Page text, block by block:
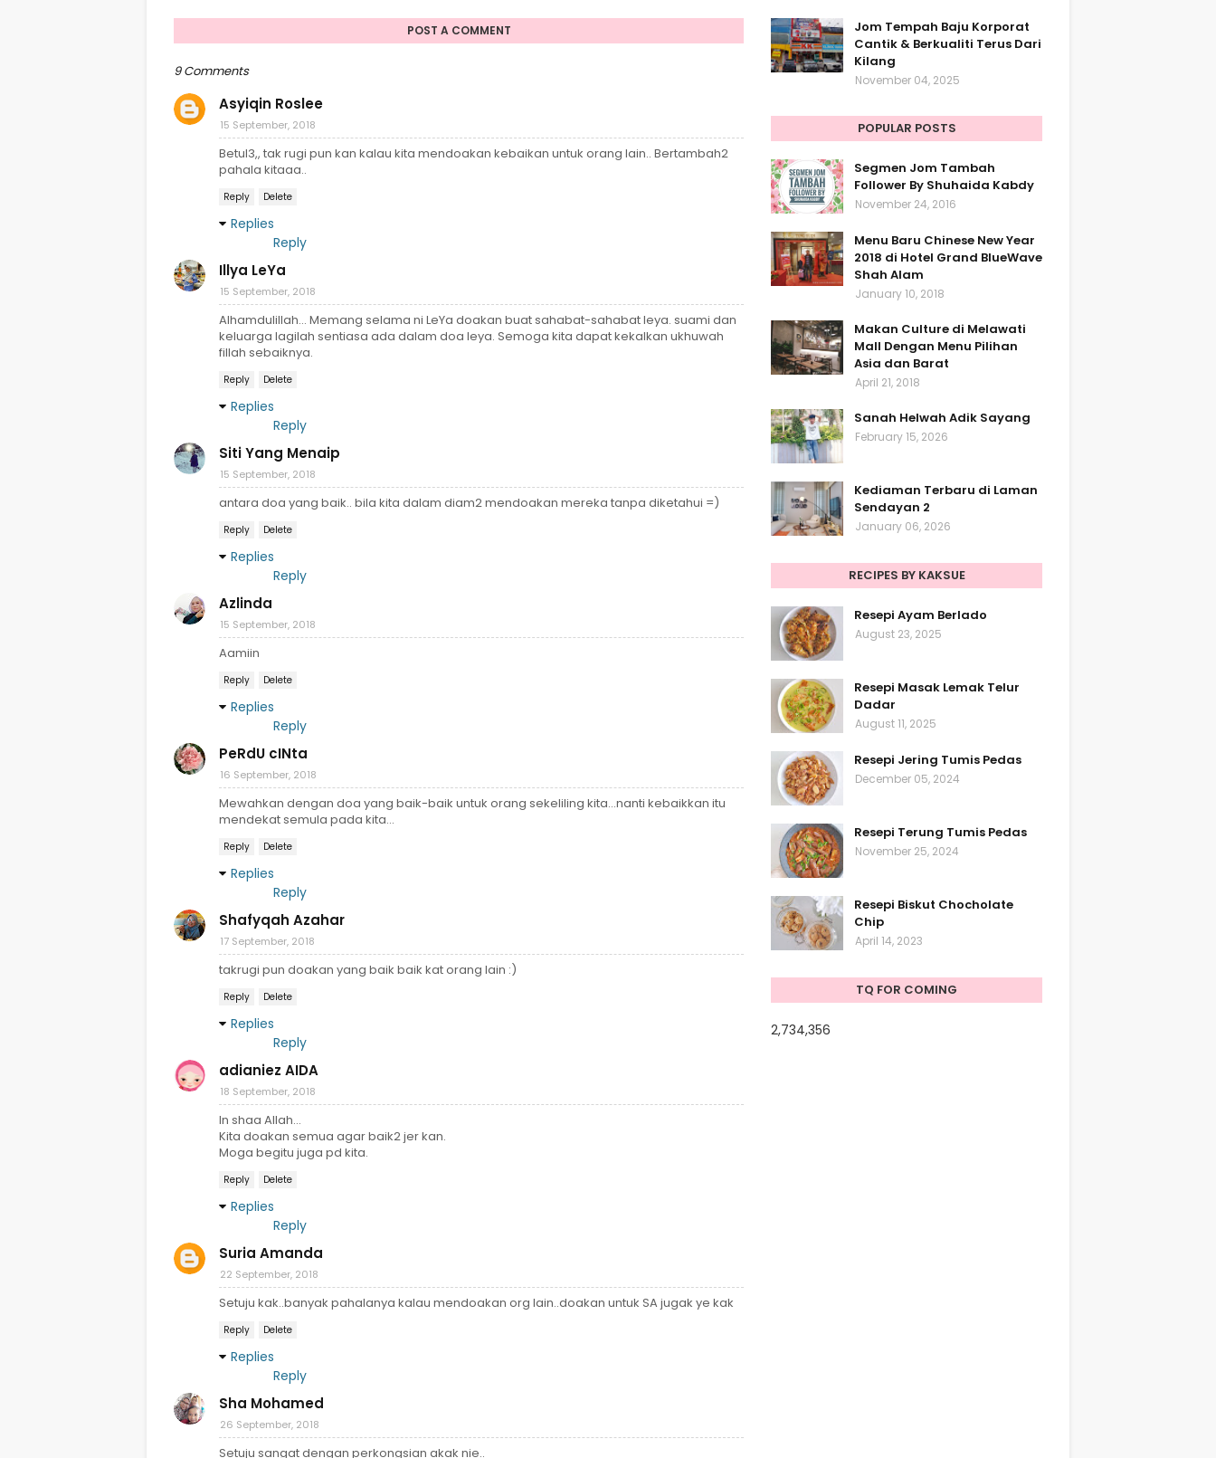
POST A COMMENT
9 Comments
Asyiqin Roslee
15 September, 2018
Betul3,, tak rugi pun kan kalau kita mendoakan kebaikan untuk orang lain.. Bertambah2
pahala kitaaa..
Reply Delete
Replies
Reply
Illya LeYa
15 September, 2018
Alhamdulillah... Memang selama ni LeYa doakan buat sahabat-sahabat leya. suami dan
keluarga lagilah sentiasa ada dalam doa leya. Semoga kita dapat kekalkan ukhuwah
fillah sebaiknya.
Reply Delete
Replies
Reply
Siti Yang Menaip
15 September, 2018
antara doa yang baik.. bila kita dalam diam2 mendoakan mereka tanpa diketahui =)
Reply Delete
Replies
Reply
Azlinda
15 September, 2018
Aamiin
Reply Delete
Replies
Reply
PeRdU cINta
16 September, 2018
Mewahkan dengan doa yang baik-baik untuk orang sekeliling kita...nanti kebaikkan itu
mendekat semula pada kita...
Reply Delete
Replies
Reply
Shafyqah Azahar
17 September, 2018
takrugi pun doakan yang baik baik kat orang lain :)
Reply Delete
Replies
Reply
adianiez AIDA
18 September, 2018
In shaa Allah...
Kita doakan semua agar baik2 jer kan.
Moga begitu juga pd kita.
Reply Delete
Replies
Reply
Suria Amanda
22 September, 2018
Setuju kak..banyak pahalanya kalau mendoakan org lain..doakan untuk SA jugak ye kak
Reply Delete
Replies
Reply
Sha Mohamed
26 September, 2018
Setuju sangat dengan perkongsian akak nie..
Jom Tempah Baju Korporat
Cantik & Berkualiti Terus Dari
Kilang
November 04, 2025
POPULAR POSTS
Segmen Jom Tambah
Follower By Shuhaida Kabdy
November 24, 2016
Menu Baru Chinese New Year
2018 di Hotel Grand BlueWave
Shah Alam
January 10, 2018
Makan Culture di Melawati
Mall Dengan Menu Pilihan
Asia dan Barat
April 21, 2018
Sanah Helwah Adik Sayang
February 15, 2026
Kediaman Terbaru di Laman
Sendayan 2
January 06, 2026
RECIPES BY KAKSUE
Resepi Ayam Berlado
August 23, 2025
Resepi Masak Lemak Telur
Dadar
August 11, 2025
Resepi Jering Tumis Pedas
December 05, 2024
Resepi Terung Tumis Pedas
November 25, 2024
Resepi Biskut Chocholate
Chip
April 14, 2023
TQ FOR COMING
2,734,356